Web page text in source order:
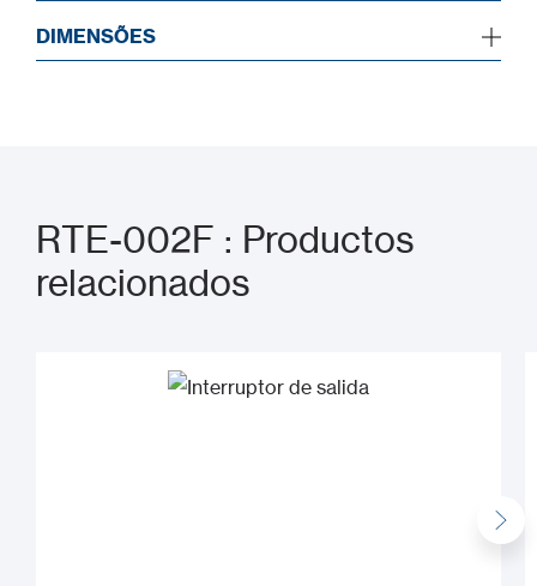
DIMENSÕES
RTE-002F : Productos
relacionados